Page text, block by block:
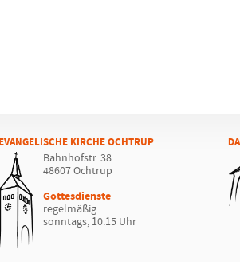
EVANGELISCHE KIRCHE OCHTRUP
Bahnhofstr. 38
48607 Ochtrup
Gottesdienste
regelmäßig:
sonntags, 10.15 Uhr